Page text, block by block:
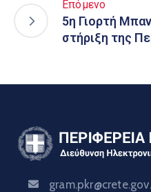
Επόμενο
5η Γιορτή
στήριξη της